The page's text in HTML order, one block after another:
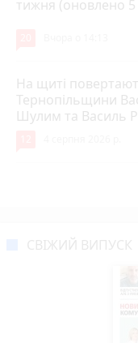
тижня (оновлено
На щиті
Тернопільщини
Шулим та Василь